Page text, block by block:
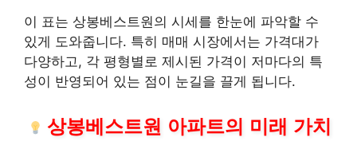
이 표는 상봉베스트원의 시세를 한눈에 파악할 수
있게 도와줍니다. 특히 매매 시장에서는 가격대가
다양하고, 각 평형별로 제시된 가격이 저마다의 특
성이 반영되어 있는 점이 눈길을 끌게 됩니다.
상봉베스트원 아파트의 미래 가치